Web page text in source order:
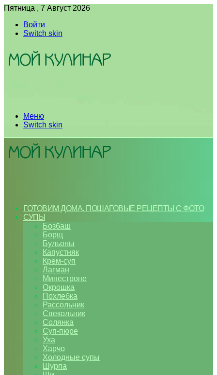
Пятница , 7 Август 2026
Войти
Switch skin
Меню
Switch skin
ГОТОВИМ ДОМА. ПОШАГОВЫЕ РЕЦЕПТЫ С ФОТО
СУПЫ
Бозбаш
Борщ
Бульоны
Капустняк
Крем-суп
Лагман
Минестроне
Окрошка
Похлебка
Рассольник
Свекольник
Солянка
Суп-пюре
Уха
Харчо
Холодные супы
Шурпа